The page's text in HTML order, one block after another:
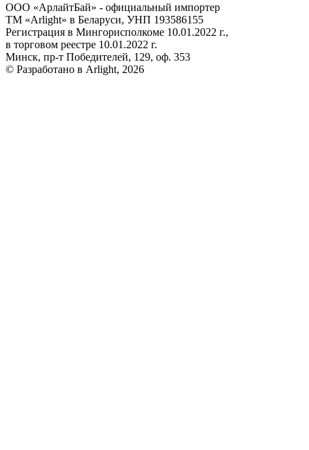
ООО «АрлайтБай» - официальный импортер
ТМ «Arlight» в Беларуси, УНП 193586155
Регистрация в Мингорисполкоме 10.01.2022 г.,
в торговом реестре 10.01.2022 г.
Минск, пр-т Победителей, 129, оф. 353
© Разработано в Arlight, 2026